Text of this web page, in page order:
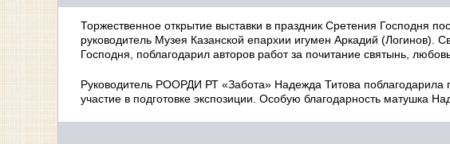
Торжественное открытие выставки в праздник Сретения Господня
руководитель Музея Казанской епархии игумен Аркадий (Логинов).
Господня, поблагодарил авторов работ за почитание святынь,
Руководитель РООРДИ РТ «Забота» Надежда Титова поблагодарила
участие в подготовке экспозиции. Особую благодарность матушка